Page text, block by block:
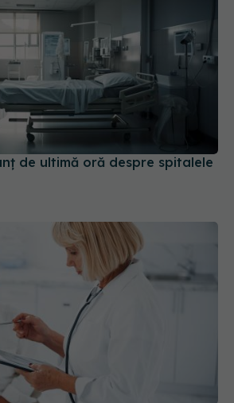
de ultimă oră despre spitalele